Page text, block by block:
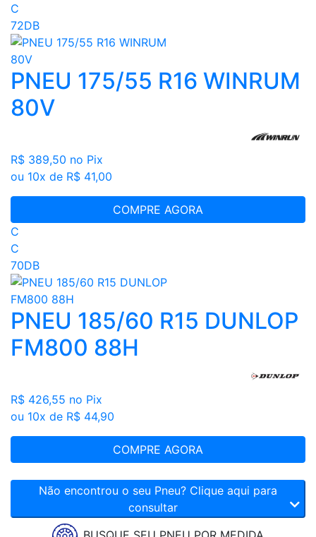
C
72DB
PNEU 175/55 R16 WINRUM
80V
R$ 389,50 no Pix
ou 10x de R$ 41,00
COMPRE AGORA
C
C
70DB
PNEU 185/60 R15 DUNLOP
FM800 88H
R$ 426,55 no Pix
ou 10x de R$ 44,90
COMPRE AGORA
Não encontrou o seu Pneu? Clique aqui para
consultar